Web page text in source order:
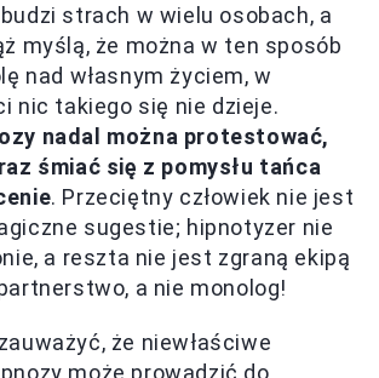
strach w wielu osobach, a
myślą, że można w ten sposób
nad własnym życiem, w
nic takiego się nie dzieje.
nadal można protestować,
śmiać się z pomysłu tańca
. Przeciętny człowiek nie jest
sugestie; hipnotyzer nie
a reszta nie jest zgraną ekipą
a nie monolog!
że niewłaściwe
może prowadzić do